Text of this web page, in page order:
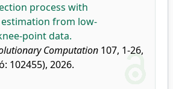
process with
from low-
point data.
Computation 107, 1-26,
102455), 2026.